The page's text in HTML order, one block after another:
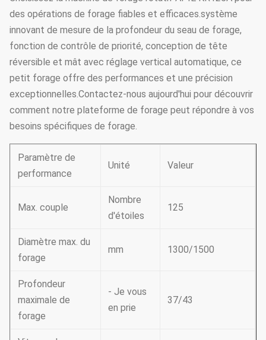
des opérations de forage fiables et efficaces.système
innovant de mesure de la profondeur du seau de forage,
fonction de contrôle de priorité, conception de tête
réversible et mât avec réglage vertical automatique, ce
petit forage offre des performances et une précision
exceptionnelles.Contactez-nous aujourd'hui pour découvrir
comment notre plateforme de forage peut répondre à vos
besoins spécifiques de forage.
Paramètre de
performance
Unité Valeur
Max. couple
Nombre
d'étoiles
125
Diamètre max. du
forage
mm 1300/1500
Profondeur
maximale de
forage
- Je vous
en prie
37/43